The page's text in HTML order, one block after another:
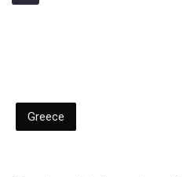
Greece